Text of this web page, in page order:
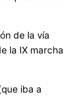
de la vía
la IX marcha
iba a